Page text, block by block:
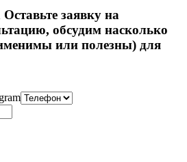
заявку на
обсудим насколько
или полезны) для